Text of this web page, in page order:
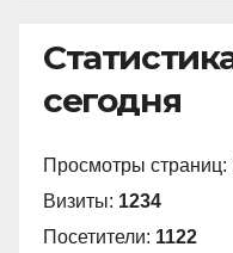
сегодня
Просмотры страниц:
Визиты: 1234
Посетители: 1122